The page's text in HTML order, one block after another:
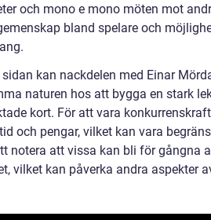
och mono e mono möten mot
bland spelare och
kan nackdelen med Einar
naturen hos att bygga en stark
kort. För att vara
och pengar, vilket kan vara
notera att vissa kan bli för gångna
vilket kan påverka andra aspekter